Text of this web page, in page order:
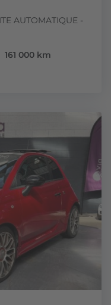
AUTOMATIQUE -
161 000 km